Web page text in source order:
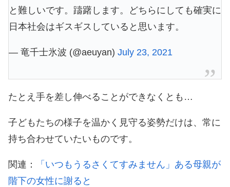
と難しいです。躊躇します。どちらにしても確実に
日本社会はギスギスしていると思います。
— 竜千士氷波 (@aeuyan) July 23, 2021
たとえ手を差し伸べることができなくとも…
子どもたちの様子を温かく見守る姿勢だけは、常に
持ち合わせていたいものです。
関連：
「いつもうるさくてすみません」ある母親が
階下の女性に謝ると